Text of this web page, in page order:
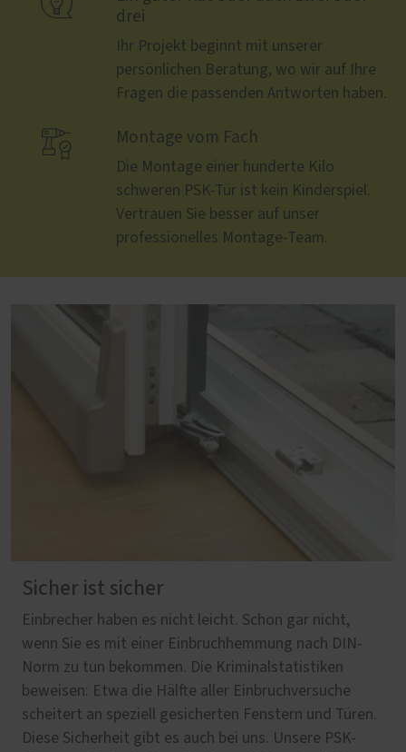
drei
Ihr Projekt beginnt mit unserer
persönlichen Beratung, wo wir auf Ihre
Fragen die passenden Antworten haben.
 Montage vom Fach
Die Montage einer hunderte Kilo
schweren PSK-Tür ist kein Kinderspiel.
Vertrauen Sie besser auf unser
professionelles Montage-Team.
Sicher ist sicher
Einbrecher haben es nicht leicht. Schon gar nicht,
wenn Sie es mit einer Einbruchhemmung nach DIN-
Norm zu tun bekommen. Die Kriminalstatistiken
beweisen: Etwa die Hälfte aller Einbruchversuche
scheitert an speziell gesicherten Fenstern und Türen.
Diese Sicherheit gibt es auch bei uns. Unsere PSK-